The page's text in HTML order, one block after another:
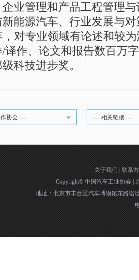
业管理和产品工程管理
能源汽车、行业发展与
，对专业领域有论述和较
译作、论文和报告数百万
级科技进步奖。
协会 ---- ---- 相关链接 ----
关于我们
联系
Copyright© 中国汽车工业协会
地址：北京市丰台区汽车博物馆东路诺